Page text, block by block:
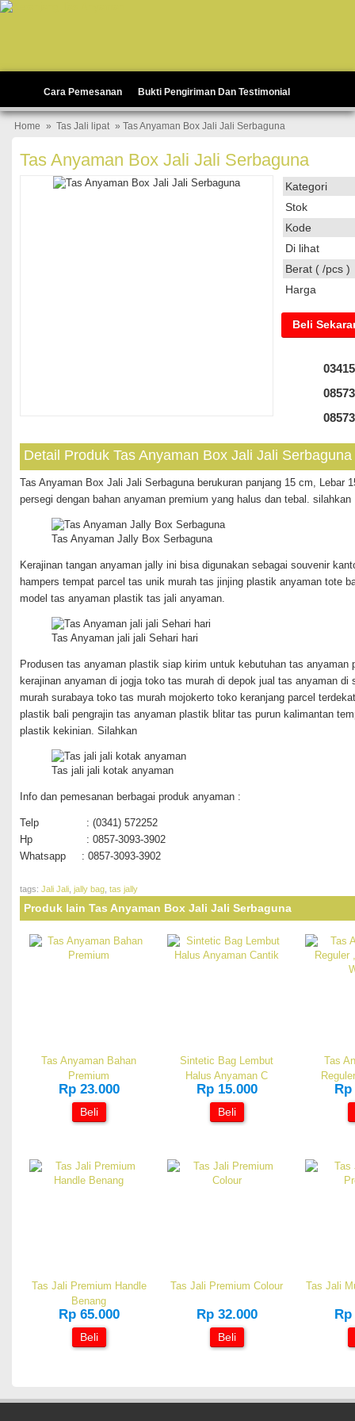
Cara Pemesanan Bukti Pengiriman Dan Testimonial
Home » Tas Jali lipat » Tas Anyaman Box Jali Jali Serbaguna
Tas Anyaman Box Jali Jali Serbaguna
Kategori
Stok
Kode
Di lihat
Berat ( /pcs )
Harga
Beli
Detail Produk Tas Anyaman Box Jali Jali Serbaguna
Tas Anyaman Box Jali Jali Serbaguna berukuran panjang 15 cm, Lebar
persegi dengan bahan anyaman premium yang halus dan tebal. silahkan
Tas Anyaman Jally Box Serbaguna
Kerajinan tangan anyaman jally ini bisa digunakan sebagai souvenir
hampers tempat parcel tas unik murah tas jinjing plastik anyaman tote
model tas anyaman plastik tas jali anyaman.
Tas Anyaman jali jali Sehari hari
Produsen tas anyaman plastik siap kirim untuk kebutuhan tas
kerajinan anyaman di jogja toko tas murah di depok jual tas anyaman
murah surabaya toko tas murah mojokerto toko keranjang parcel
plastik bali pengrajin tas anyaman plastik blitar tas purun kalimantan
plastik kekinian. Silahkan
Tas jali jali kotak anyaman
Info dan pemesanan berbagai produk anyaman :
Telp : (0341) 572252
Hp : 0857-3093-3902
Whatsapp : 0857-3093-3902
tags: Jali Jali jally bag tas jally
Produk lain Tas Anyaman Box Jali Jali Serbaguna
Tas Anyaman Bahan
Premium
Rp 23.000
Beli
Sintetic Bag Lembut
Halus Anyaman C
Rp 15.000
Beli
Tas
Rp
Tas Jali Premium Handle
Benang
Rp 65.000
Beli
Tas Jali Premium Colour
Rp 32.000
Beli
Tas Jali
Rp